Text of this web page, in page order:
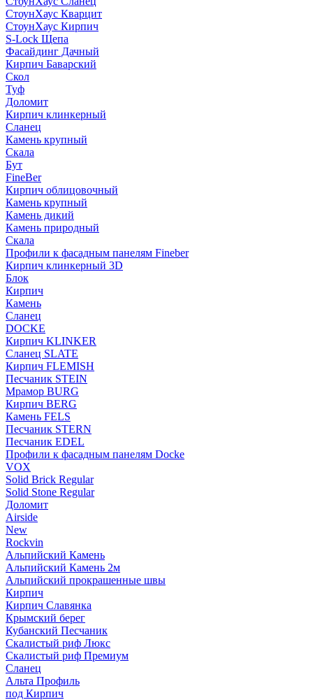
СтоунХаус Кварцит
СтоунХаус Кирпич
S-Lock Щепа
Фасайдинг Дачный
Кирпич Баварский
Скол
Туф
Доломит
Кирпич клинкерный
Сланец
Камень крупный
Скала
Бут
FineBer
Кирпич облицовочный
Камень крупный
Камень дикий
Камень природный
Скала
Профили к фасадным панелям Fineber
Кирпич клинкерный 3D
Блок
Кирпич
Камень
Сланец
DOCKE
Кирпич KLINKER
Сланец SLATE
Кирпич FLEMISH
Пес­ча­ник STEIN
Мрамор BURG
Кирпич BERG
Камень FELS
Пес­ча­ник STERN
Пес­ча­ник EDEL
Профили к фасадным панелям Docke
VOX
Solid Brick Regular
Solid Stone Regular
Доломит
Airside
New
Rockvin
Альпийский Камень
Альпийский Камень 2м
Альпийский прокрашенные швы
Кирпич
Кирпич Славянка
Крымский берег
Кубанский Песчаник
Скалистый риф Люкс
Скалистый риф Премиум
Сланец
Альта Профиль
под Кирпич